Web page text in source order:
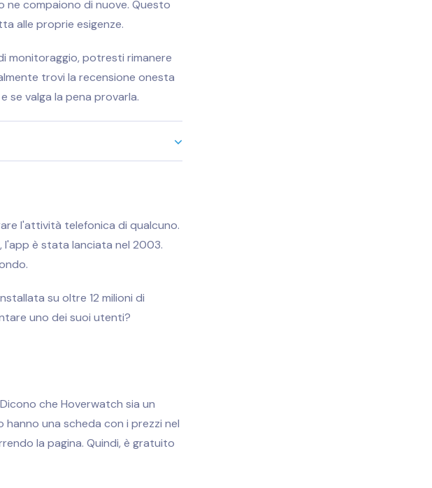
ne compaiono di nuove. Questo
alle proprie esigenze.
monitoraggio, potresti rimanere
trovi la recensione onesta
se valga la pena provarla.
l'attività telefonica di qualcuno.
è stata lanciata nel 2003.
su oltre 12 milioni di
uno dei suoi utenti?
che Hoverwatch sia un
una scheda con i prezzi nel
la pagina. Quindi, è gratuito